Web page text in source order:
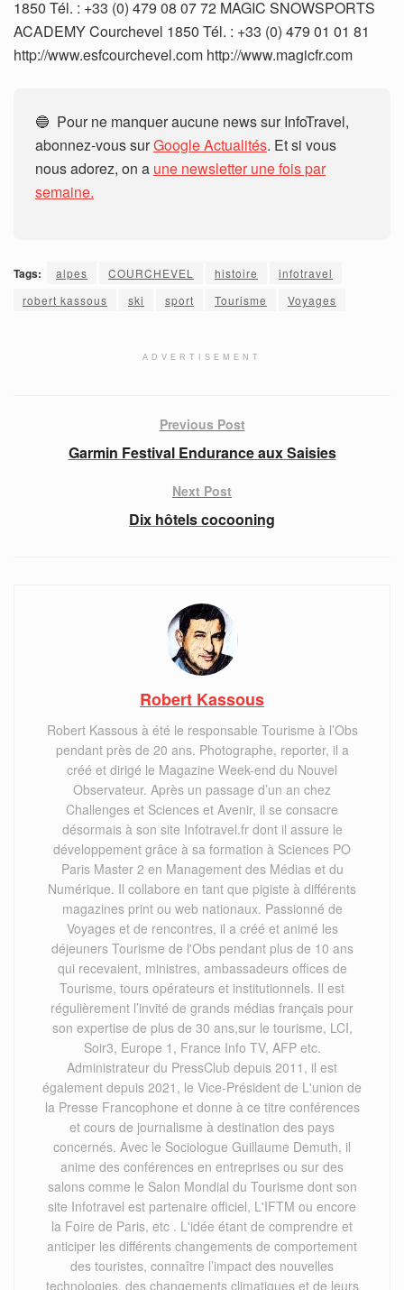
1850 Tél. : +33 (0) 479 08 07 72 MAGIC SNOWSPORTS
ACADEMY Courchevel 1850 Tél. : +33 (0) 479 01 01 81
http://www.esfcourchevel.com http://www.magicfr.com
🔵 Pour ne manquer aucune news sur InfoTravel,
abonnez-vous surGoogle Actualités. Et si vous
nous adorez, on a une newsletter une fois par
semaine.
Tags: alpes COURCHEVEL histoire
infotravel
robert kassous
ski sport Tourisme Voyages
ADVERTISEMENT
Previous Post
Garmin Festival Endurance aux Saisies
Next Post
Dix hôtels cocooning
Robert Kassous
Robert Kassous à été le responsable Tourisme à l’Obs
pendant près de 20 ans. Photographe, reporter, il a
créé et dirigé le Magazine Week-end du Nouvel
Observateur. Après un passage d’un an chez
Challenges et Sciences et Avenir, il se consacre
désormais à son site Infotravel.fr dont il assure le
développement grâce à sa formation à Sciences PO
Paris Master 2 en Management des Médias et du
Numérique. Il collabore en tant que pigiste à différents
magazines print ou web nationaux. Passionné de
Voyages et de rencontres, il a créé et animé les
déjeuners Tourisme de l'Obs pendant plus de 10 ans
qui recevaient, ministres, ambassadeurs offices de
Tourisme, tours opérateurs et institutionnels. Il est
régulièrement l’invité de grands médias français pour
son expertise de plus de 30 ans,sur le tourisme, LCI,
Soir3, Europe 1, France Info TV, AFP etc.
Administrateur du PressClub depuis 2011, il est
également depuis 2021, le Vice-Président de L'union de
la Presse Francophone et donne à ce titre conférences
et cours de journalisme à destination des pays
concernés. Avec le Sociologue Guillaume Demuth, il
anime des conférences en entreprises ou sur des
salons comme le Salon Mondial du Tourisme dont son
site Infotravel est partenaire officiel, L'IFTM ou encore
la Foire de Paris, etc . L'idée étant de comprendre et
anticiper les différents changements de comportement
des touristes, connaître l’impact des nouvelles
technologies, des changements climatiques et de leurs